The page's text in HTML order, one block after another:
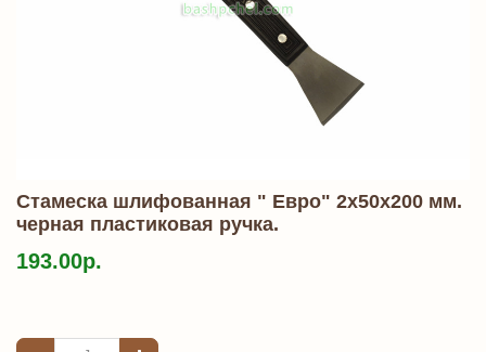
Стамеска шлифованная " Евро" 2х50х200 мм.
черная пластиковая ручка.
193.00р.